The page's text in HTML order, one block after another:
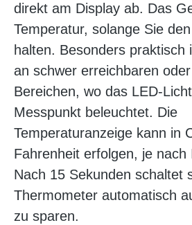
direkt am Display ab. Das
Temperatur, solange Sie
halten. Besonders praktisch
an schwer erreichbaren
Bereichen, wo das LED-
Messpunkt beleuchtet. Die
Temperaturanzeige kann in
Fahrenheit erfolgen, je nach
Nach 15 Sekunden schaltet
Thermometer automatisch
zu sparen.